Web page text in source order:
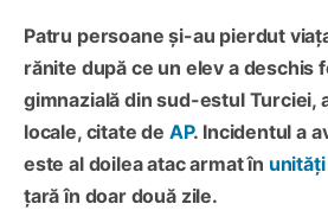
Patru persoane și-au pierdut
rănite după ce un elev a deschis
gimnazială din sud-estul Turciei,
locale, citate de AP. Incidentul a
este al doilea atac armat în
țară în doar două zile.